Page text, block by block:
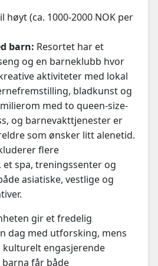
høyt (ca. 1000-2000 NOK per
barn: Resortet har et
og en barneklubb hvor
aktiviteter med lokal
bladkunst og
med to queen-size-
og barnevakttjenester er
som ønsker litt alenetid.
flere
et spa, treningssenter og
asiatiske, vestlige og
gir et fredelig
dag med utforsking, mens
engasjerende
får både